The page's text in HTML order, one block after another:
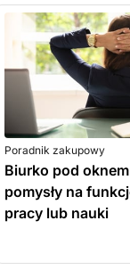
Poradnik zakupowy
Biurko pod
pomysły na
pracy lub nauki